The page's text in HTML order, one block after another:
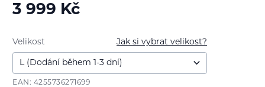
3 999 Kč
Jak si vybrat velikost?
Velikost
EAN: 4255736271699